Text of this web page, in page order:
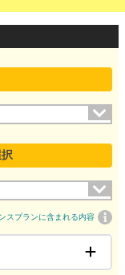
スプランに含まれる内容